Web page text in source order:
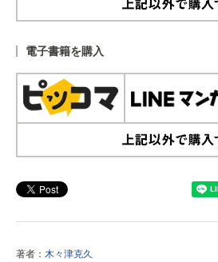
電子書籍を購入
著者： 木々津克久